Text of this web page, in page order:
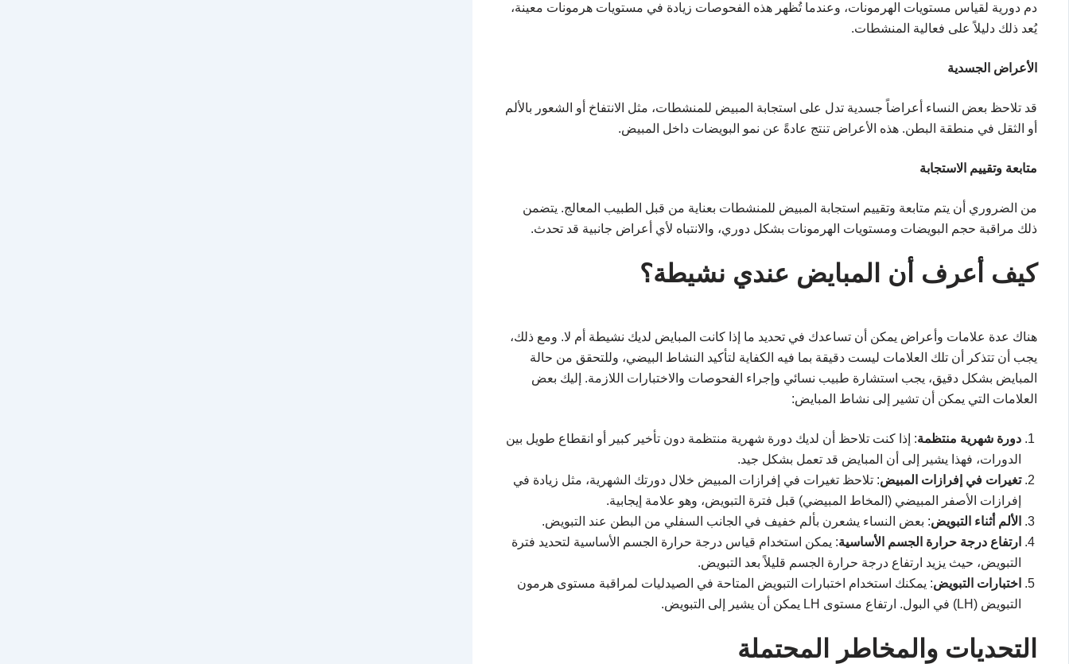
دم دورية لقياس مستويات الهرمونات، وعندما تُظهر هذه الفحوصات زيادة في مستويات هرمونات معينة،
يُعد ذلك دليلاً على فعالية المنشطات.
الأعراض الجسدية
قد تلاحظ بعض النساء أعراضاً جسدية تدل على استجابة المبيض للمنشطات، مثل الانتفاخ أو الشعور بالألم
أو الثقل في منطقة البطن. هذه الأعراض تنتج عادةً عن نمو البويضات داخل المبيض.
متابعة وتقييم الاستجابة
من الضروري أن يتم متابعة وتقييم استجابة المبيض للمنشطات بعناية من قبل الطبيب المعالج. يتضمن
ذلك مراقبة حجم البويضات ومستويات الهرمونات بشكل دوري، والانتباه لأي أعراض جانبية قد تحدث.
كيف أعرف أن المبايض عندي نشيطة؟
هناك عدة علامات وأعراض يمكن أن تساعدك في تحديد ما إذا كانت المبايض لديك نشيطة أم لا. ومع ذلك،
يجب أن تتذكر أن تلك العلامات ليست دقيقة بما فيه الكفاية لتأكيد النشاط البيضي، وللتحقق من حالة
المبايض بشكل دقيق، يجب استشارة طبيب نسائي وإجراء الفحوصات والاختبارات اللازمة. إليك بعض
العلامات التي يمكن أن تشير إلى نشاط المبايض:
دورة شهرية منتظمة: إذا كنت تلاحظ أن لديك دورة شهرية منتظمة دون تأخير كبير أو انقطاع طويل بين
الدورات، فهذا يشير إلى أن المبايض قد تعمل بشكل جيد.
تغيرات في إفرازات المبيض: تلاحظ تغيرات في إفرازات المبيض خلال دورتك الشهرية، مثل زيادة في
إفرازات الأصفر المبيضي (المخاط المبيضي) قبل فترة التبويض، وهو علامة إيجابية.
الألم أثناء التبويض: بعض النساء يشعرن بألم خفيف في الجانب السفلي من البطن عند التبويض.
ارتفاع درجة حرارة الجسم الأساسية: يمكن استخدام قياس درجة حرارة الجسم الأساسية لتحديد فترة
التبويض، حيث يزيد ارتفاع درجة حرارة الجسم قليلاً بعد التبويض.
اختبارات التبويض: يمكنك استخدام اختبارات التبويض المتاحة في الصيدليات لمراقبة مستوى هرمون
التبويض (LH) في البول. ارتفاع مستوى LH يمكن أن يشير إلى التبويض.
التحديات والمخاطر المحتملة